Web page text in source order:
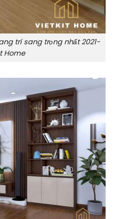
trí sang trọng nhất 2021-
Home